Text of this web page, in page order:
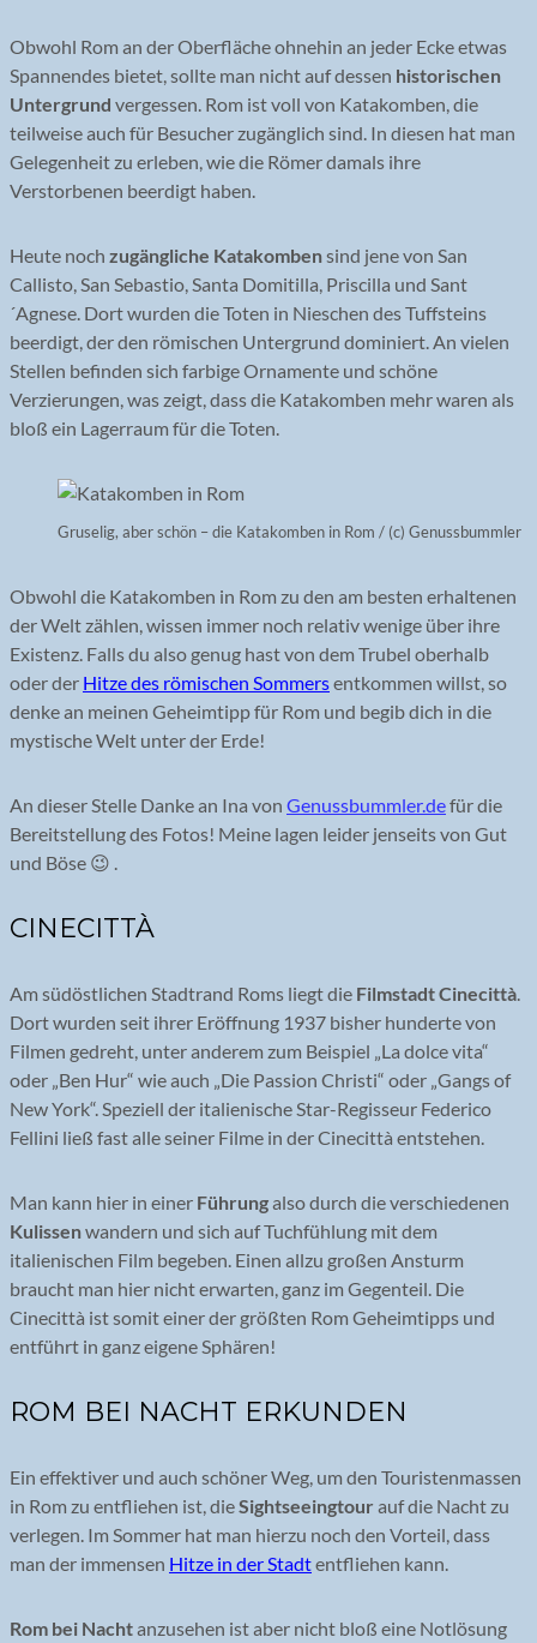
Obwohl Rom an der Oberfläche ohnehin an jeder Ecke etwas
Spannendes bietet, sollte man nicht auf dessen historischen
Untergrund vergessen. Rom ist voll von Katakomben, die
teilweise auch für Besucher zugänglich sind. In diesen hat man
Gelegenheit zu erleben, wie die Römer damals ihre
Verstorbenen beerdigt haben.
Heute noch zugängliche Katakombensind jene von San
Callisto, San Sebastio, Santa Domitilla, Priscilla und Sant
´Agnese. Dort wurden die Toten in Nieschen des Tuffsteins
beerdigt, der den römischen Untergrund dominiert. An vielen
Stellen befinden sich farbige Ornamente und schöne
Verzierungen, was zeigt, dass die Katakomben mehr waren als
bloß ein Lagerraum für die Toten.
Gruselig, aber schön – die Katakomben in Rom / (c) Genussbummler
Obwohl die Katakomben in Rom zu den am besten erhaltenen
der Welt zählen, wissen immer noch relativ wenige über ihre
Existenz. Falls du also genug hast von dem Trubel oberhalb
oder der Hitze des römischen Sommersentkommen willst, so
denke an meinen Geheimtipp für Rom und begib dich in die
mystische Welt unter der Erde!
An dieser Stelle Danke an Ina von Genussbummler.defür die
Bereitstellung des Fotos! Meine lagen leider jenseits von Gut
und Böse 😉 .
CINECITTÀ
Am südöstlichen Stadtrand Roms liegt die Filmstadt Cinecittà.
Dort wurden seit ihrer Eröffnung 1937 bisher hunderte von
Filmen gedreht, unter anderem zum Beispiel „La dolce vita“
oder „Ben Hur“ wie auch „Die Passion Christi“ oder „Gangs of
New York“. Speziell der italienische Star-Regisseur Federico
Fellini ließ fast alle seiner Filme in der Cinecittà entstehen.
Man kann hier in einer Führungalso durch die verschiedenen
Kulissenwandern und sich auf Tuchfühlung mit dem
italienischen Film begeben. Einen allzu großen Ansturm
braucht man hier nicht erwarten, ganz im Gegenteil. Die
Cinecittà ist somit einer der größten Rom Geheimtipps und
entführt in ganz eigene Sphären!
ROM BEI NACHT ERKUNDEN
Ein effektiver und auch schöner Weg, um den Touristenmassen
in Rom zu entfliehen ist, dieSightseeingtourauf die Nacht zu
verlegen. Im Sommer hat man hierzu noch den Vorteil, dass
man der immensen Hitze in der Stadtentfliehen kann.
Rom bei Nachtanzusehen ist aber nicht bloß eine Notlösung